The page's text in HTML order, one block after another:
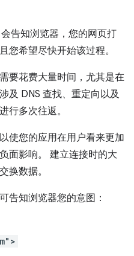
会告知浏览器，您的网页打
您希望尽快开始该过程。
要花费大量时间，尤其是在
及 DNS 查找、重定向以及
行多次往返。
使您的应用在用户看来更加
面影响。 建立连接时的大
换数据。
告知浏览器您的意图：